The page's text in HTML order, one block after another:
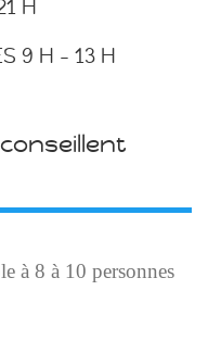
H
9 H – 13 H
à 8 à 10 personnes